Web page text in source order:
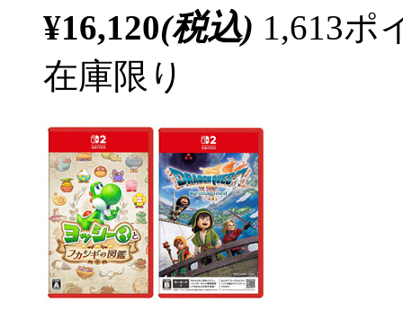
¥16,120(税込) 1,613ポ
在庫限り